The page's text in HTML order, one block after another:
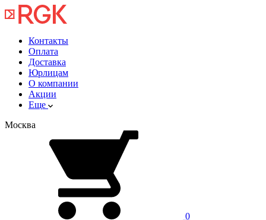
Контакты
Оплата
Доставка
Юрлицам
О компании
Акции
Еще
Москва
0